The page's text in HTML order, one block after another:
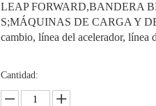
LEAP FORWARD,BANDERA
S;MÁQUINAS DE CARGA Y
cambio, línea del acelerador, línea
Cantidad: